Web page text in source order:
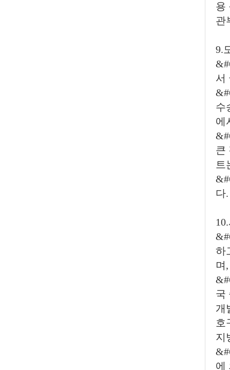
용
관
9.
서
수
에
큰
트
다.
하
며
국
개
호
지
에